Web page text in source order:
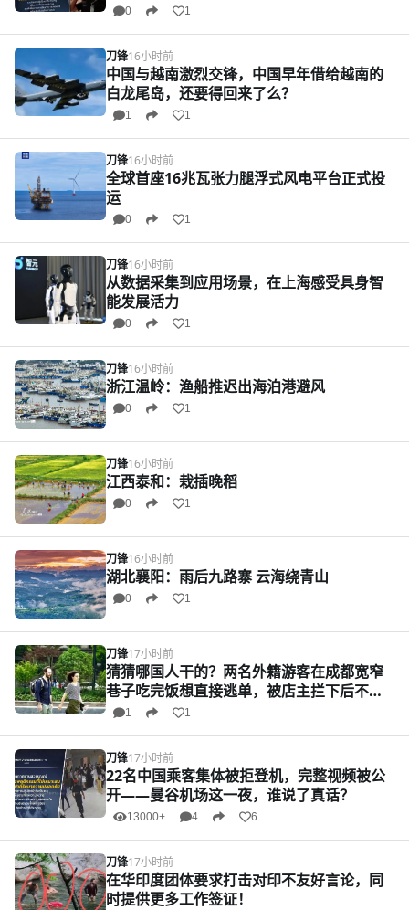
0 1
刀锋16小时前
中国与越南激烈交锋，中国早年借给越南的
白龙尾岛，还要得回来了么？
1 1
刀锋16小时前
全球首座16兆瓦张力腿浮式风电平台正式投
运
0 1
刀锋16小时前
从数据采集到应用场景，在上海感受具身智
能发展活力
0 1
刀锋16小时前
浙江温岭：渔船推迟出海泊港避风
0 1
刀锋16小时前
江西泰和：栽插晚稻
0 1
刀锋16小时前
湖北襄阳：雨后九路寨 云海绕青山
0 1
刀锋17小时前
猜猜哪国人干的？两名外籍游客在成都宽窄
巷子吃完饭想直接逃单，被店主拦下后不仅
拒不付钱，还当众耍赖
1 1
刀锋17小时前
22名中国乘客集体被拒登机，完整视频被公
开——曼谷机场这一夜，谁说了真话？
13000+ 4 6
刀锋17小时前
在华印度团体要求打击对印不友好言论，同
时提供更多工作签证！